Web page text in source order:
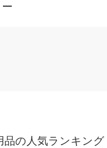
品の人気ランキング